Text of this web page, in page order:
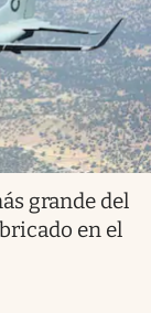
grande del
en el